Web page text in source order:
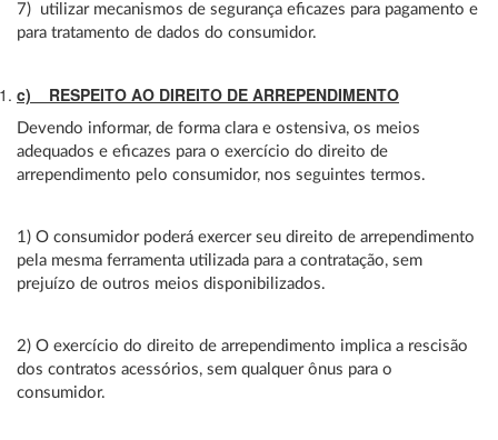
7) utilizar mecanismos de segurança eficazes para pagamento e
para tratamento de dados do consumidor.
c) RESPEITO AO DIREITO DE ARREPENDIMENTO
Devendo informar, de forma clara e ostensiva, os meios
adequados e eficazes para o exercício do direito de
arrependimento pelo consumidor, nos seguintes termos.
1) O consumidor poderá exercer seu direito de arrependimento
pela mesma ferramenta utilizada para a contratação, sem
prejuízo de outros meios disponibilizados.
2) O exercício do direito de arrependimento implica a rescisão
dos contratos acessórios, sem qualquer ônus para o
consumidor.